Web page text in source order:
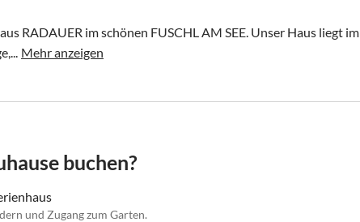
RADAUER im schönen FUSCHL AM SEE. Unser Haus liegt im
Mehr anzeigen
buchen?
und Zugang zum Garten.